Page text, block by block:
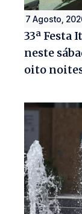
7 Agosto,
33ª Festa
neste
oito